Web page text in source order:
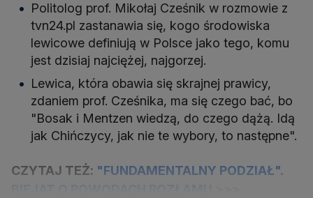
Politolog prof. Mikołaj Cześnik w rozmowie z
tvn24.pl zastanawia się, kogo środowiska
lewicowe definiują w Polsce jako tego, komu
jest dzisiaj najciężej, najgorzej.
Lewica, która obawia się skrajnej prawicy,
zdaniem prof. Cześnika, ma się czego bać, bo
"Bosak i Mentzen wiedzą, do czego dążą. Idą
jak Chińczycy, jak nie te wybory, to następne".
CZYTAJ TEŻ: "FUNDAMENTALNY PODZIAŁ".